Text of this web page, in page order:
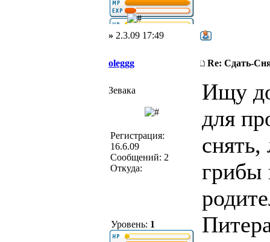
» 2.3.09 17:49
oleggg Re: Сдать-
Зевака
Регистрация:
16.6.09
Сообщений: 2
Откуда:
Уровень: 1
Ищу
для
грибы